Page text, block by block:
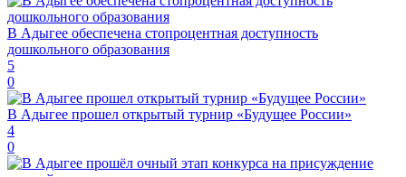
В Адыгее обеспечена стопроцентная доступность
дошкольного образования
5
0
В Адыгее прошел открытый турнир «Будущее России»
4
0